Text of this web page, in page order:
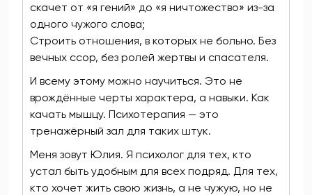
скачет от «я гений» до «я ничтожество» из-за
одного чужого слова;
Строить отношения, в которых не больно. Без
вечных ссор, без ролей жертвы и спасателя.
И всему этому можно научиться. Это не
врождённые черты характера, а навыки. Как
качать мышцу. Психотерапия — это
тренажёрный зал для таких штук.
Меня зовут Юлия. Я психолог для тех, кто
устал быть удобным для всех подряд. Для тех,
кто хочет жить свою жизнь, а не чужую, но не